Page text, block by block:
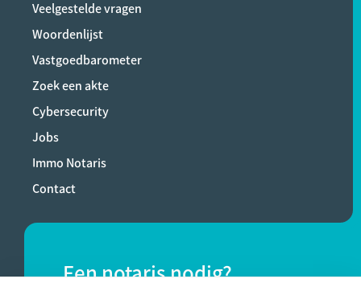
Veelgestelde vragen
Woordenlijst
Vastgoedbarometer
Zoek een akte
Cybersecurity
Jobs
Immo Notaris
Contact
Een notaris nodig?